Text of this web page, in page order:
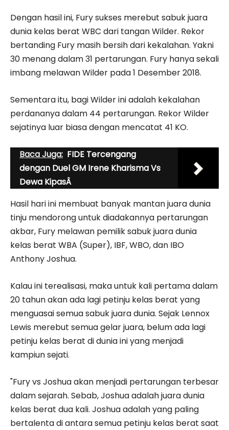
Dengan hasil ini, Fury sukses merebut sabuk juara
dunia kelas berat WBC dari tangan Wilder. Rekor
bertanding Fury masih bersih dari kekalahan. Yakni
30 menang dalam 31 pertarungan. Fury hanya sekali
imbang melawan Wilder pada 1 Desember 2018.
Sementara itu, bagi Wilder ini adalah kekalahan
perdananya dalam 44 pertarungan. Rekor Wilder
sejatinya luar biasa dengan mencatat 41 KO.
Baca Juga: FIDE Tercengang
dengan Duel GM Irene Kharisma Vs
Dewa KipasÂ
Hasil hari ini membuat banyak mantan juara dunia
tinju mendorong untuk diadakannya pertarungan
akbar, Fury melawan pemilik sabuk juara dunia
kelas berat WBA (Super), IBF, WBO, dan IBO
Anthony Joshua.
Kalau ini terealisasi, maka untuk kali pertama dalam
20 tahun akan ada lagi petinju kelas berat yang
menguasai semua sabuk juara dunia. Sejak Lennox
Lewis merebut semua gelar juara, belum ada lagi
petinju kelas berat di dunia ini yang menjadi
kampiun sejati.
"Fury vs Joshua akan menjadi pertarungan terbesar
dalam sejarah. Sebab, Joshua adalah juara dunia
kelas berat dua kali. Joshua adalah yang paling
bertalenta di antara semua petinju kelas berat saat